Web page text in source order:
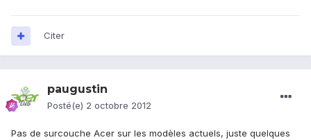
Citer
paugustin
Posté(e) 2 octobre 2012
Pas de surcouche Acer sur les modèles actuels, juste quelques